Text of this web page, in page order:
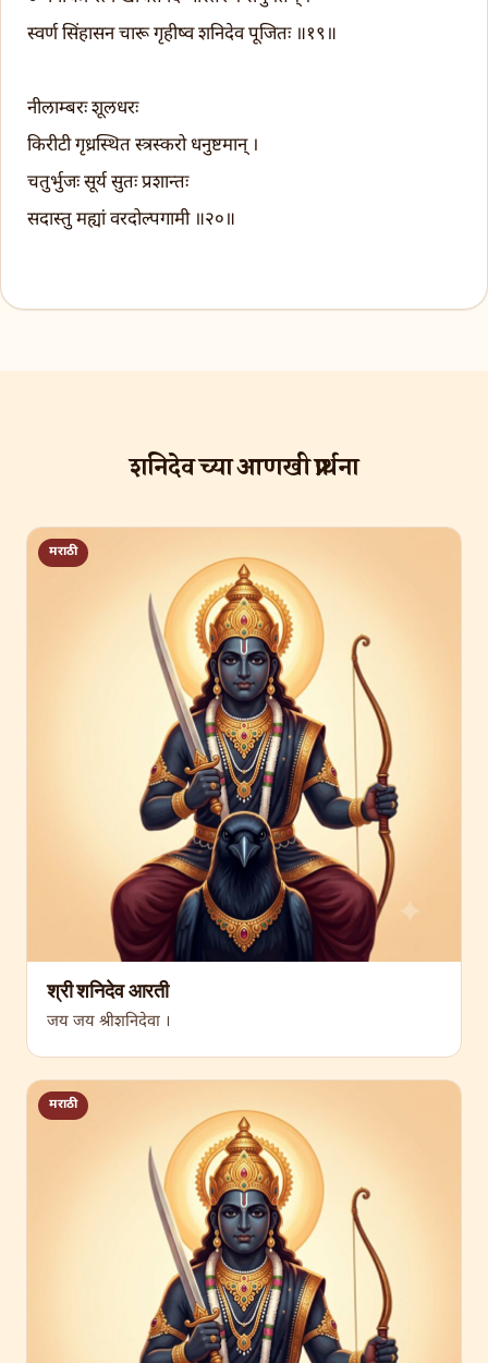
स्वर्ण सिंहासन चारू गृहीष्व शनिदेव पूजितः ॥१९॥
नीलाम्बरः शूलधरः
किरीटी गृध्रस्थित स्त्रस्करो धनुष्टमान् ।
चतुर्भुजः सूर्य सुतः प्रशान्तः
सदास्तु मह्यां वरदोल्पगामी ॥२०॥
शनिदेव च्या आणखी प्रार्थना
मराठी
श्री शनिदेव आरती
जय जय श्रीशनिदेवा ।
मराठी